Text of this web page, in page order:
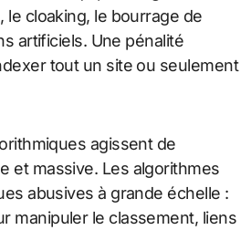
le cloaking, le bourrage de
artificiels. Une pénalité
tout un site ou seulement
agissent de
et massive. Les algorithmes
abusives à grande échelle :
manipuler le classement, liens